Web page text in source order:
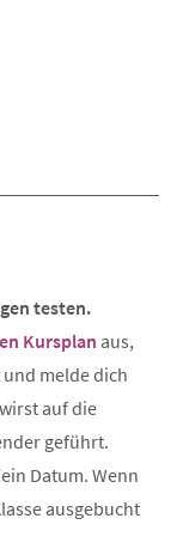
testen.
Kursplan aus,
melde dich
auf die
geführt.
Datum. Wenn
ausgebucht